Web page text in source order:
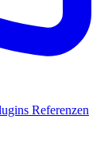
Referenzen